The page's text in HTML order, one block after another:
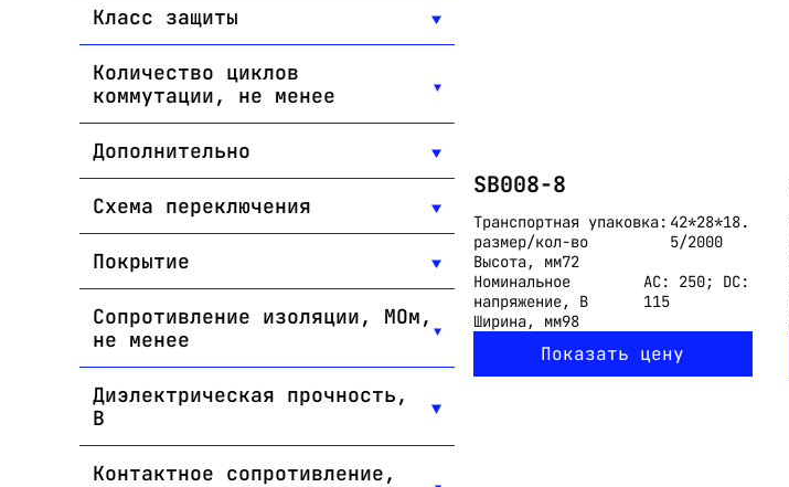
Класс защиты
Количество циклов
коммутации, не менее
Дополнительно
Схема переключения
Покрытие
Сопротивление изоляции, МОм,
не менее
Диэлектрическая прочность,
В
Контактное сопротивление,
SB008-8
Транспортная упаковка:
размер/кол-во
42*28*18.
5/2000
Высота, мм72
Номинальное
напряжение, В
AC: 250; DC:
115
Ширина, мм98
Показать цену